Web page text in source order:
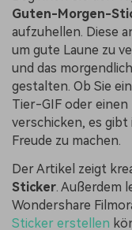
Guten-Morgen-
aufzuhellen. Diese
um gute Laune zu
und das
gestalten. Ob Sie
Tier-GIF oder
verschicken, es gibt
Freude zu machen.
Der Artikel zeigt
Sticker. Außerdem
Wondershare
Sticker erstellen